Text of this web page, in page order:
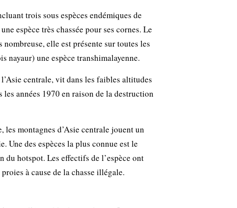
trois sous espèces endémiques de
espèce très chassée pour ses cornes. Le
elle est présente sur toutes les
nayaur) une espèce transhimalayenne.
centrale, vit dans les faibles altitudes
les années 1970 en raison de la destruction
montagnes d’Asie centrale jouent un
Une des espèces la plus connue est le
du hotspot. Les effectifs de l’espèce ont
à cause de la chasse illégale.